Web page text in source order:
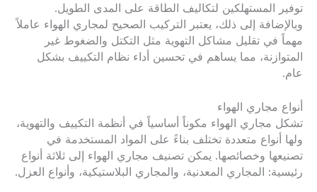
توفير المستهلكين لتكاليف الطاقة على المدى الطويل.
وبالإضافة إلى ذلك، يعتبر التركيب الصحيح لمجاري الهواء عاملاً
مهماً في تقليل مشاكل التهوية مثل التكتل والضغوط غير
المتوازنة، مما يساهم في تحسين أداء نظام التكييف بشكل
عام.
أنواع مجاري الهواء
تشكل مجاري الهواء مكوناً أساسياً في أنظمة التكييف والتهوية،
ولها أنواع متعددة تختلف بناءً على المواد المستخدمة في
تصنيعها وخصائصها. يمكن تصنيف مجاري الهواء إلى ثلاثة أنواع
رئيسية: المجاري المعدنية، والمجاري البلاستيكية، وأنواع العزل.